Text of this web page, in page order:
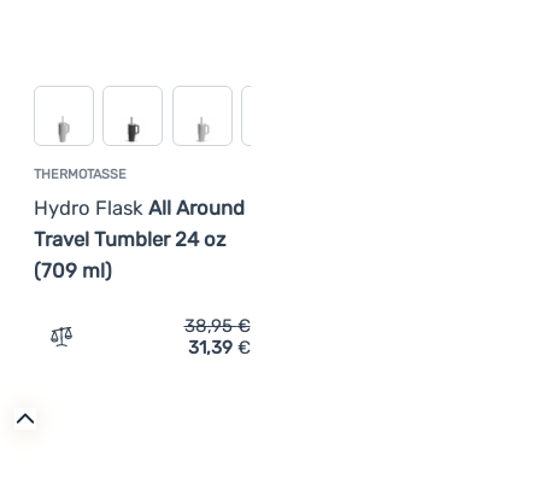
THERMOTASSE
Hydro Flask All Around
Travel Tumbler 24 oz
(709 ml)
Zum Vergleich 'Thermotasse Hydro Flask All Around
38,95€
31,39 €